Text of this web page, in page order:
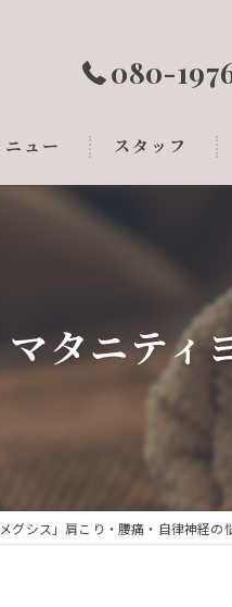
080-
ニュー スタッフ
タニティ
グシス」肩こり・腰痛・自律神経の